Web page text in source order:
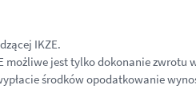
IKZE.
możliwe jest tylko dokonanie
środków opodatkowanie